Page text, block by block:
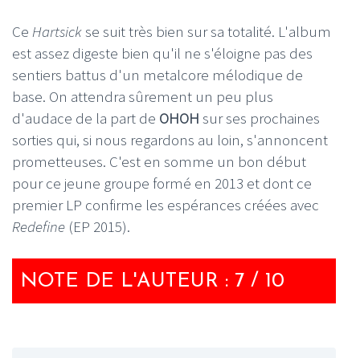
Ce Hartsickse suit très bien sur sa totalité. L'album
est assez digeste bien qu'il ne s'éloigne pas des
sentiers battus d'un metalcore mélodique de
base. On attendra sûrement un peu plus
d'audace de la part de OHOH sur ses prochaines
sorties qui, si nous regardons au loin, s'annoncent
prometteuses. C'est en somme un bon début
pour ce jeune groupe formé en 2013 et dont ce
premier LP confirme les espérances créées avec
Redefine (EP 2015).
NOTE DE L'AUTEUR : 7 / 10